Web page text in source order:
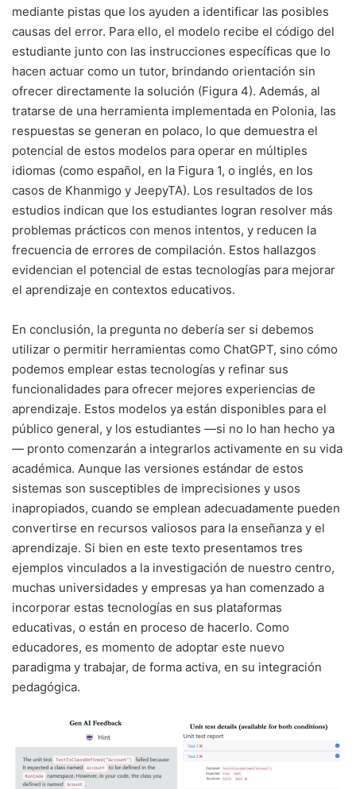
mediante pistas que los ayuden a identificar las posibles
causas del error. Para ello, el modelo recibe el código del
estudiante junto con las instrucciones específicas que lo
hacen actuar como un tutor, brindando orientación sin
ofrecer directamente la solución (Figura 4). Además, al
tratarse de una herramienta implementada en Polonia, las
respuestas se generan en polaco, lo que demuestra el
potencial de estos modelos para operar en múltiples
idiomas (como español, en la Figura 1, o inglés, en los
casos de Khanmigo y JeepyTA). Los resultados de los
estudios indican que los estudiantes logran resolver más
problemas prácticos con menos intentos, y reducen la
frecuencia de errores de compilación. Estos hallazgos
evidencian el potencial de estas tecnologías para mejorar
el aprendizaje en contextos educativos.
En conclusión, la pregunta no debería ser si debemos
utilizar o permitir herramientas como ChatGPT, sino cómo
podemos emplear estas tecnologías y refinar sus
funcionalidades para ofrecer mejores experiencias de
aprendizaje. Estos modelos ya están disponibles para el
público general, y los estudiantes —si no lo han hecho ya
— pronto comenzarán a integrarlos activamente en su vida
académica. Aunque las versiones estándar de estos
sistemas son susceptibles de imprecisiones y usos
inapropiados, cuando se emplean adecuadamente pueden
convertirse en recursos valiosos para la enseñanza y el
aprendizaje. Si bien en este texto presentamos tres
ejemplos vinculados a la investigación de nuestro centro,
muchas universidades y empresas ya han comenzado a
incorporar estas tecnologías en sus plataformas
educativas, o están en proceso de hacerlo. Como
educadores, es momento de adoptar este nuevo
paradigma y trabajar, de forma activa, en su integración
pedagógica.